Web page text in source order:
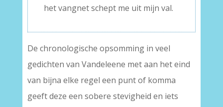
het vangnet schept me uit mijn val.
De chronologische opsomming in veel
gedichten van Vandeleene met aan het eind
van bijna elke regel een punt of komma
geeft deze een sobere stevigheid en iets